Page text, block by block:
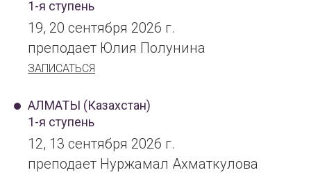
1-я ступень
19, 20 сентября 2026 г.
преподает Юлия Полунина
ЗАПИСАТЬСЯ
АЛМАТЫ (Казахстан)
1-я ступень
12, 13 сентября 2026 г.
преподает Нуржамал Ахматкулова